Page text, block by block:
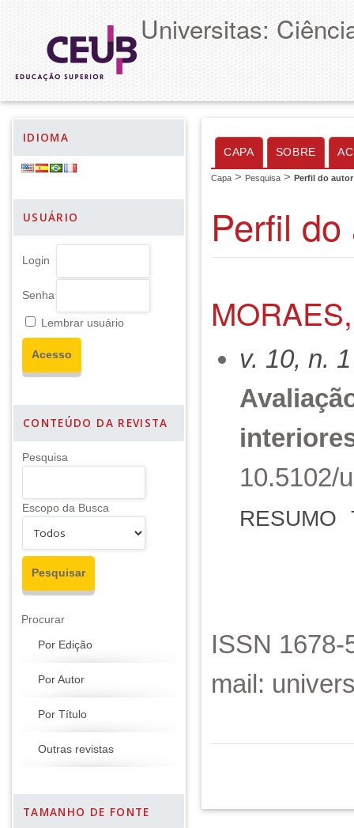
Universitas:
IDIOMA
USUÁRIO
Login
Senha
Lembrar usuário
CONTEÚDO DA REVISTA
Pesquisa
Escopo da Busca
Procurar
Por Edição
Por Autor
Por Título
Outras revistas
TAMANHO DE FONTE
CAPA SOBRE
Capa > Pesquisa > Perfil do autor
Perfil
v. 10, n.
10.5102/
RESUMO
ISSN
mail: